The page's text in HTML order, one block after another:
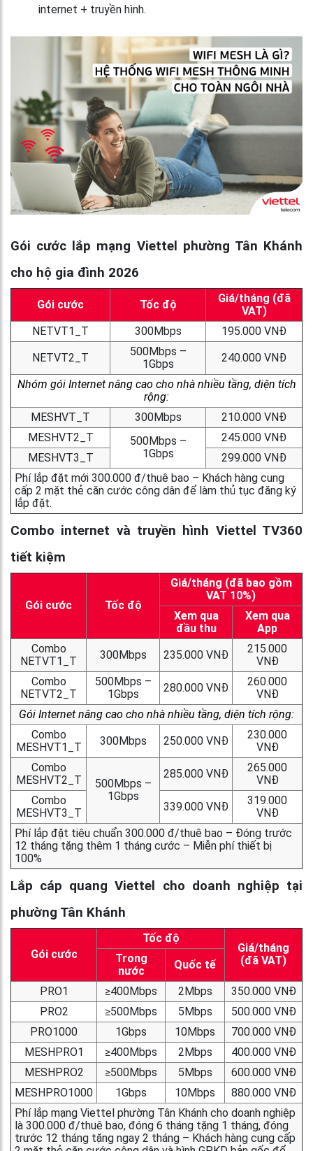
internet + truyền hình.
Gói cước lắp mạng Viettel phường Tân Khánh
cho hộ gia đình 2026
Gói cước Tốc độ
Giá/tháng (đã
VAT)
NETVT1_T
300Mbps
195.000 VNĐ
NETVT2_T
500Mbps –
1Gbps
240.000 VNĐ
Nhóm gói Internet nâng cao cho nhà nhiều tầng, diện tích
rộng:
MESHVT_T
300Mbps
210.000 VNĐ
MESHVT2_T
500Mbps –
1Gbps
245.000 VNĐ
MESHVT3_T
299.000 VNĐ
Phí lắp đặt mới 300.000 đ/thuê bao – Khách hàng cung
cấp 2 mặt thẻ căn cước công dân để làm thủ tục đăng ký
lắp đặt.
Combo internet và truyền hình Viettel TV360
tiết kiệm
Gói cước Tốc độ
Giá/tháng (đã bao gồm
VAT 10%)
Xem qua
đầu thu
Xem qua
App
Combo
NETVT1_T
300Mbps 235.000 VNĐ
215.000
VNĐ
Combo
NETVT2_T
500Mbps –
1Gbps
280.000 VNĐ
260.000
VNĐ
Gói Internet nâng cao cho nhà nhiều tầng, diện tích rộng:
Combo
MESHVT1_T
300Mbps 250.000 VNĐ
230.000
VNĐ
Combo
MESHVT2_T
500Mbps –
1Gbps
285.000 VNĐ
265.000
VNĐ
Combo
MESHVT3_T
339.000 VNĐ
319.000
VNĐ
Phí lắp đặt tiêu chuẩn 300.000 đ/thuê bao – Đóng trước
12 tháng tặng thêm 1 tháng cước – Miễn phí thiết bị
100%
Lắp cáp quang Viettel cho doanh nghiệp tại
phường Tân Khánh
Gói cước
Tốc độ
Giá/tháng
(đã VAT)
Trong
nước
Quốc tế
PRO1
≥400Mbps 2Mbps
350.000 VNĐ
PRO2
≥500Mbps 5Mbps
500.000 VNĐ
PRO1000
1Gbps 10Mbps
700.000 VNĐ
MESHPRO1
≥400Mbps 2Mbps
400.000 VNĐ
MESHPRO2
≥500Mbps 5Mbps
600.000 VNĐ
MESHPRO1000
1Gbps 10Mbps
880.000 VNĐ
Phí lắp mạng Viettel phường Tân Khánh cho doanh nghiệp
là 300.000 đ/thuê bao, đóng 6 tháng tặng 1 tháng, đóng
trước 12 tháng tặng ngay 2 tháng – Khách hàng cung cấp